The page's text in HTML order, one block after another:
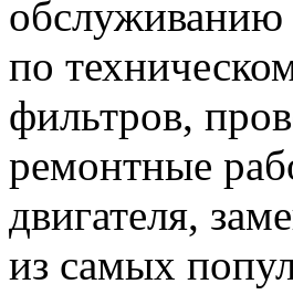
обслуживанию
по
фильтров,
ремонтные
двигателя,
из самых